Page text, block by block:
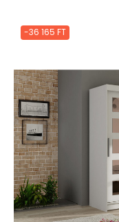
-36 165 FT